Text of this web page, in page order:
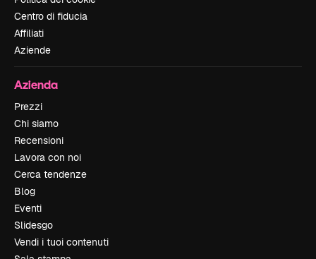
Centro di fiducia
Affiliati
Aziende
Azienda
Prezzi
Chi siamo
Recensioni
Lavora con noi
Cerca tendenze
Blog
Eventi
Slidesgo
Vendi i tuoi contenuti